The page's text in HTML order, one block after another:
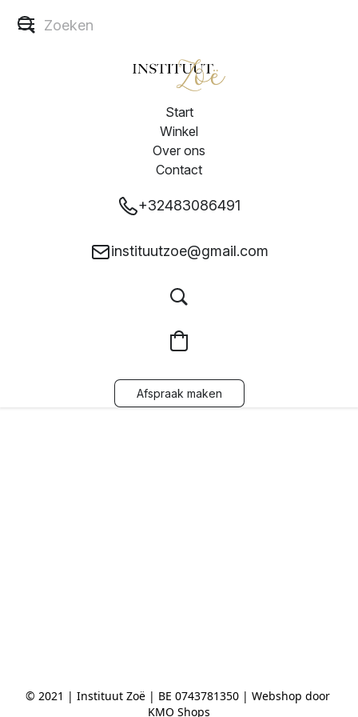
Start
Winkel
Over ons
Contact
+32483086491
instituutzoe@gmail.com
Afspraak maken
© 2021 | Instituut Zoë | BE 0743781350 | Webshop door
KMO Shops